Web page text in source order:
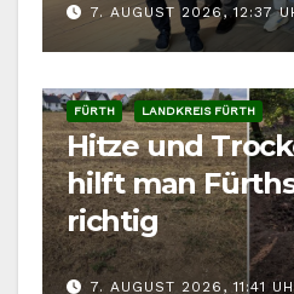
7. AUGUST 2026, 12:37
FÜRTH LANDKREIS FÜRTH
Hitze und
hilft man
richtig
7. AUGUST 2026, 11:41